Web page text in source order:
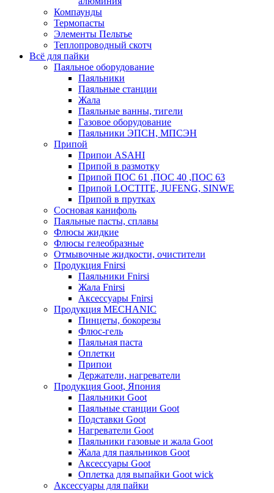
Компаунды
Термопасты
Элементы Пельтье
Теплопроводный скотч
Всё для пайки
Паяльное оборудование
Паяльники
Паяльные станции
Жала
Паяльные ванны, тигели
Газовое оборудование
Паяльники ЭПСН, МПСЭН
Припой
Припои ASAHI
Припой в размотку
Припой ПОС 61 ,ПОС 40 ,ПОС 63
Припой LOCTITE, JUFENG, SINWE
Припой в прутках
Сосновая канифоль
Паяльные пасты, сплавы
Флюсы жидкие
Флюсы гелеобразные
Отмывочные жидкости, очистители
Продукция Fnirsi
Паяльники Fnirsi
Жала Fnirsi
Аксессуары Fnirsi
Продукция MECHANIC
Пинцеты, бокорезы
Флюс-гель
Паяльная паста
Оплетки
Припои
Держатели, нагреватели
Продукция Goot, Япония
Паяльники Goot
Паяльные станции Goot
Подставки Goot
Нагреватели Goot
Паяльники газовые и жала Goot
Жала для паяльников Goot
Аксессуары Goot
Оплетка для выпайки Goot wick
Аксессуары для пайки